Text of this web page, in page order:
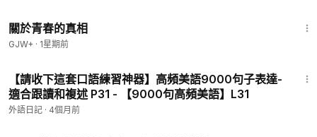
關於青春的真相
GJW+ · 1星期前
【請收下這套口語練習神器】高頻美語9000句子表達-
適合跟讀和複述 P31 - 【9000句高頻美語】L31
外語日記 · 4個月前